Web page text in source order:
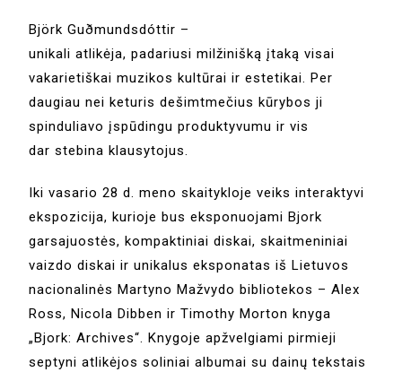
Björk Guðmundsdóttir –
unikali atlikėja, padariusi milžinišką įtaką visai
vakarietiškai muzikos kultūrai ir estetikai. Per
daugiau nei keturis dešimtmečius kūrybos ji
spinduliavo įspūdingu produktyvumu ir vis
dar stebina klausytojus.
Iki vasario 28 d. meno skaitykloje veiks interaktyvi
ekspozicija, kurioje bus eksponuojami Bjork
garsajuostės, kompaktiniai diskai, skaitmeniniai
vaizdo diskai ir unikalus eksponatas iš Lietuvos
nacionalinės Martyno Mažvydo bibliotekos – Alex
Ross, Nicola Dibben ir Timothy Morton knyga
„Bjork: Archives“. Knygoje apžvelgiami pirmieji
septyni atlikėjos soliniai albumai su dainų tekstais